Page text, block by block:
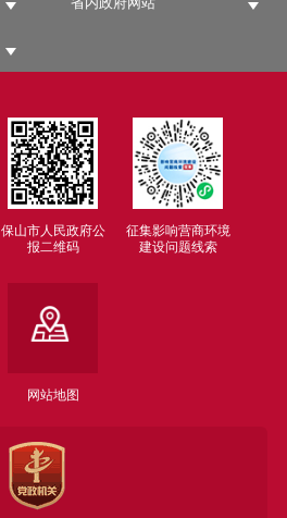
保山市人民政府公
报二维码
征集影响营商环境
建设问题线索
网站地图